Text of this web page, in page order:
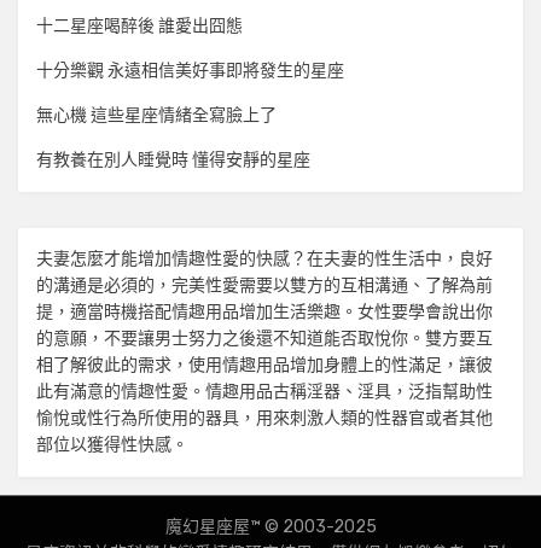
十二星座喝醉後 誰愛出囧態
十分樂觀 永遠相信美好事即將發生的星座
無心機 這些星座情緒全寫臉上了
有教養在別人睡覺時 懂得安靜的星座
夫妻怎麼才能增加情趣性愛的快感？在夫妻的性生活中，良好
的溝通是必須的，完美性愛需要以雙方的互相溝通、了解為前
提，適當時機搭配情趣用品增加生活樂趣。女性要學會說出你
的意願，不要讓男士努力之後還不知道能否取悅你。雙方要互
相了解彼此的需求，使用情趣用品增加身體上的性滿足，讓彼
此有滿意的情趣性愛。 情趣用品古稱淫器、淫具，泛指幫助性
愉悅或性行為所使用的器具，用來刺激人類的性器官或者其他
部位以獲得性快感。
魔幻星座屋™ © 2003-2025